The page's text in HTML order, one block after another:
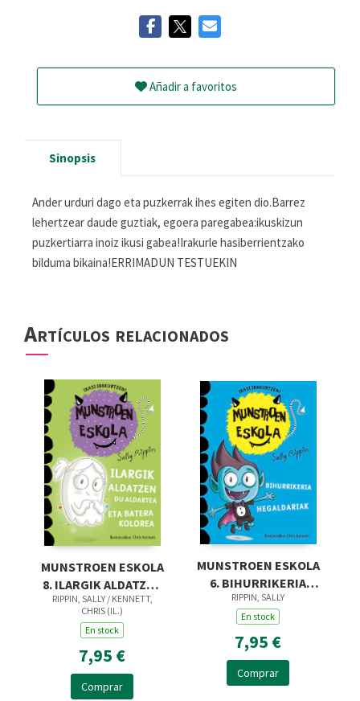
Añadir a favoritos
Sinopsis
Ander urduri dago eta puzkerrak ihes egiten dio.Barrez
lehertzear daude guztiak, egoera paregabea:ikuskizun
puzkertiarra inoiz ikusi gabea!Irakurle hasiberrientzako
bilduma bikaina!ERRIMADUN TESTUEKIN
Artículos relacionados
MUNSTROEN ESKOLA
8. ILARGIK ALDATZEN
DU ALDARTEA, ETA
BATERA KOLOREA
RIPPIN, SALLY / KENNETT,
CHRIS (IL.)
En stock
7,95 €
Comprar
MUNSTROEN ESKOLA
6. BIHURRIKERIA
HEGALDARIAK
RIPPIN, SALLY
En stock
7,95 €
Comprar